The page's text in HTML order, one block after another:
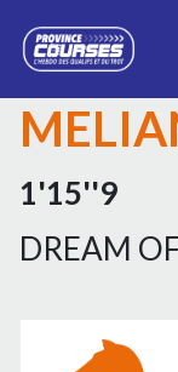
1'15''9
DREAM